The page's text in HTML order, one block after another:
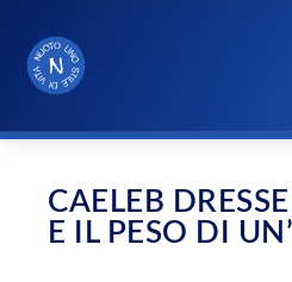
CAELEB
E IL PESO DI